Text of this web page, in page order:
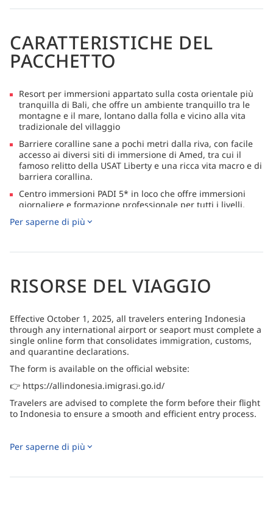
CARATTERISTICHE DEL
PACCHETTO
Resort per immersioni appartato sulla costa orientale più
tranquilla di Bali, che offre un ambiente tranquillo tra le
montagne e il mare, lontano dalla folla e vicino alla vita
tradizionale del villaggio
Barriere coralline sane a pochi metri dalla riva, con facile
accesso ai diversi siti di immersione di Amed, tra cui il
famoso relitto della USAT Liberty e una ricca vita macro e di
barriera corallina.
Centro immersioni PADI 5* in loco che offre immersioni
giornaliere e formazione professionale per tutti i livelli,
formazione dedicata
con vista sull'oceano, trattamenti spa e un ristorante
Per saperne di più
RISORSE DEL VIAGGIO
Effective October 1, 2025, all travelers entering Indonesia
through any international airport or seaport must complete a
single online form that consolidates immigration, customs,
and quarantine declarations.
The form is available on the official website:
👉 https://allindonesia.imigrasi.go.id/
Travelers are advised to complete the form before their flight
to Indonesia to ensure a smooth and efficient entry process.
Per saperne di più